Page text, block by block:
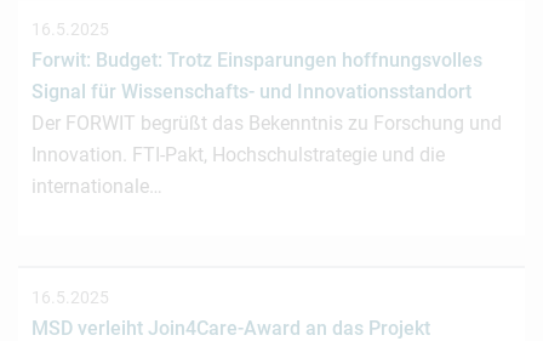
16.5.2025
Forwit: Budget: Trotz Einsparungen hoffnungsvolles
Signal für Wissenschafts- und Innovationsstandort
Der FORWIT begrüßt das Bekenntnis zu Forschung und
Innovation. FTI-Pakt, Hochschulstrategie und die
internationale…
16.5.2025
MSD verleiht Join4Care-Award an das Projekt